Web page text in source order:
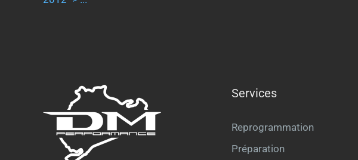
Services
Reprogrammation
Préparation